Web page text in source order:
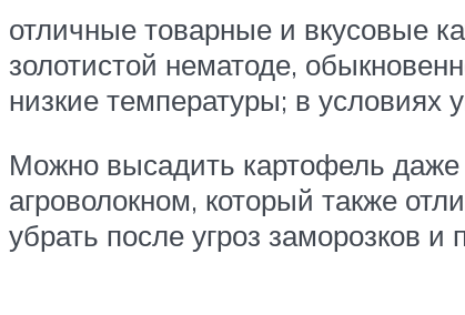
отличные товарные и вкусовые
золотистой нематоде,
низкие температуры; в
Можно высадить картофель даже
агроволокном, который также
убрать после угроз заморозков